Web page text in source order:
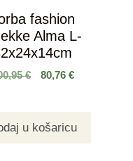
fashion
Alma L-
€ 80,76 €
u košaricu